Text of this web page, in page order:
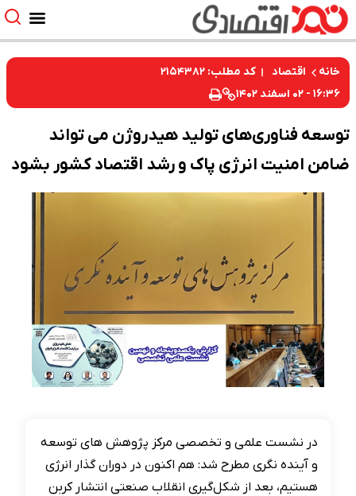
خانه اقتصاد
کد مطلب: ۲۱۵۴۳۸۲
۱۶:۳۶ - ۰۲ اسفند ۱۴۰۲
توسعه فناوری‌های تولید هیدروژن می تواند
ضامن امنیت انرژی پاک و رشد اقتصاد کشور بشود
در نشست علمی و تخصصی مرکز پژوهش های توسعه
و آینده نگری مطرح شد: هم اکنون در دوران گذار انرژی
هستیم، بعد از شکل‌گیری انقلاب صنعتی انتشار کربن